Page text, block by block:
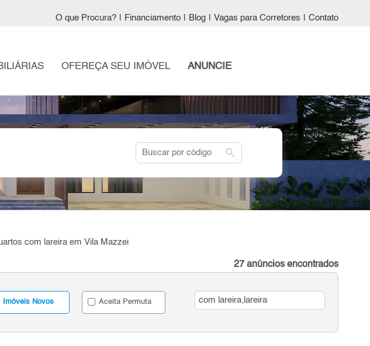
O que Procura? Financiamento Blog Vagas para Corretores Contato
OFEREÇA SEU IMÓVEL ANUNCIE
search
com lareira em Vila Mazzei
27 anúncios encontrados
Imóveis Novos Aceita Permuta